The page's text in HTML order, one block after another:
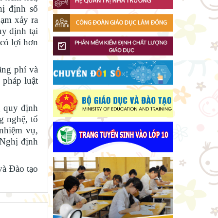
định số
xảy ra
định tại
lợi hơn
phí và
luật
quy định
nghệ, tổ
vụ,
định
Đào tạo
sự là ngày hội của học sinh và giáo
viên
Ban Văn hóa - Xã hội HĐND tỉnh
Lâm Đồng khảo sát thực hiện
chính sách giáo dục hòa nhập
Đánh giá tình hình triển khai sắp
xếp, tổ chức cơ sở giáo dục công
lập tại các địa phương
Phó Chủ tịch UBND tỉnh Lâm
Đồng Nguyễn Minh kiểm tra tiến
độ Dự án Trường TH&THCS Xuân
Hương
Lâm Đồng chủ động ứng phó
nguy cơ thiếu nước do El Nino
Chuẩn bị hành trang cho trẻ vào
lớp 1: Đồng hành đúng cách từ gia
đình
Trường THPT Chuyên Bảo Lộc
trước năm học mới
Sáng đèn công trường để kịp
năm học mới
Khởi đầu định hướng nghề
nghiệp